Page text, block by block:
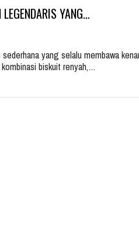
YANG…
yang selalu membawa
biskuit renyah,…